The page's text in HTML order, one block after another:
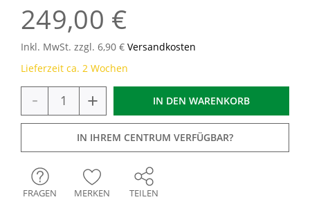
249,00 €
Inkl. MwSt. zzgl. 6,90 € Versandkosten
Lieferzeit ca. 2 Wochen
- + IN DEN WARENKORB
IN IHREM CENTRUM VERFÜGBAR?
FRAGEN MERKEN TEILEN